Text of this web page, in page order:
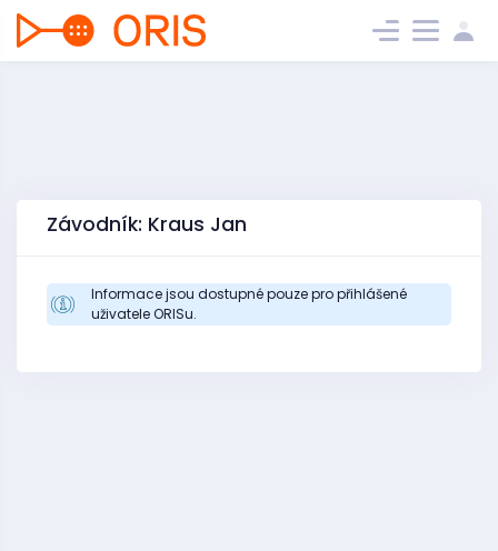
Závodník: Kraus Jan
Informace jsou dostupné pouze pro přihlášené
uživatele ORISu.